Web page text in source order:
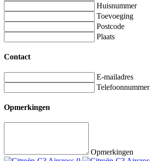
Huisnummer
Toevoeging
Postcode
Plaats
Contact
E-mailadres
Telefoonnummer
Opmerkingen
Opmerkingen